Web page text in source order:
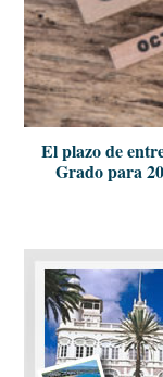
El plazo de
Grado para